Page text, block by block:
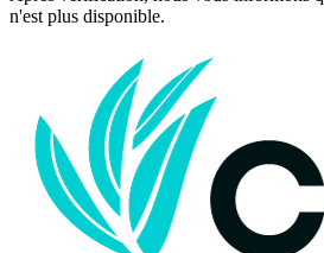
n'est plus disponible.